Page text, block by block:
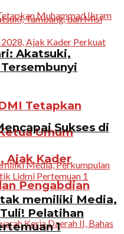
Tetapkan
Umum
Ajak Kader
Pengabdian
Akatsuki,
Sukses di
memiliki Media,
Pelatihan
1